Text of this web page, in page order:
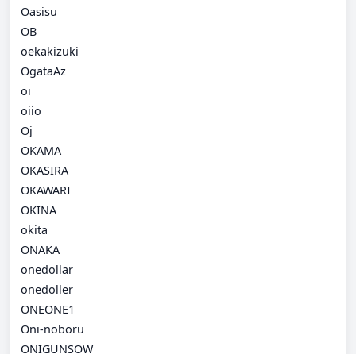
Oasisu
OB
oekakizuki
OgataAz
oi
oiio
Oj
OKAMA
OKASIRA
OKAWARI
OKINA
okita
ONAKA
onedollar
onedoller
ONEONE1
Oni-noboru
ONIGUNSOW